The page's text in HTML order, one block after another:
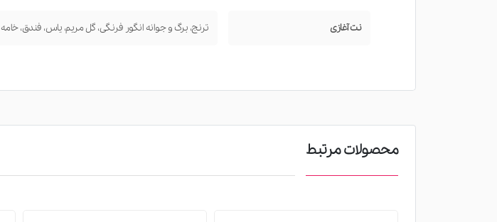
نت آغازی ترنج، برگ و جوانه انگور فرنگی، گل مریم، یاس، فندق، خامه
محصولات مرتبط